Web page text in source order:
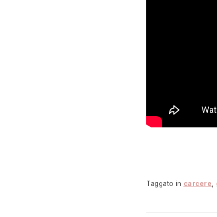
Taggato in carcere